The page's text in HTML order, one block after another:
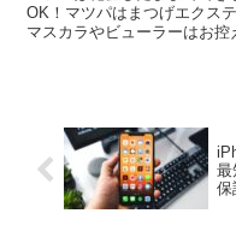
OK！マツパはまつげエクス
マスカラやビューラーはお控
最
保